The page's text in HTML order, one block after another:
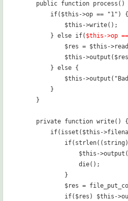
public function process()
        if($this->op == "1") {
            $this->write();
        } else if(
$this->op
$res = $this-
$this-
        } else {
$this-
        }
    }
    private function write() {
if(isset($this-
$this-
                die();
            }
$res =
if($res) $this-